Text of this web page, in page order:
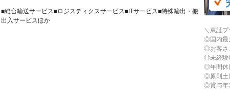
■総合輸送サービス■ロジスティクスサービス■ITサービス■特殊輸出・搬
出入サービスほか
＼東証
◎国内最
◎お客さ
◎未経験
◎年間休
◎原則土
◎賞与年